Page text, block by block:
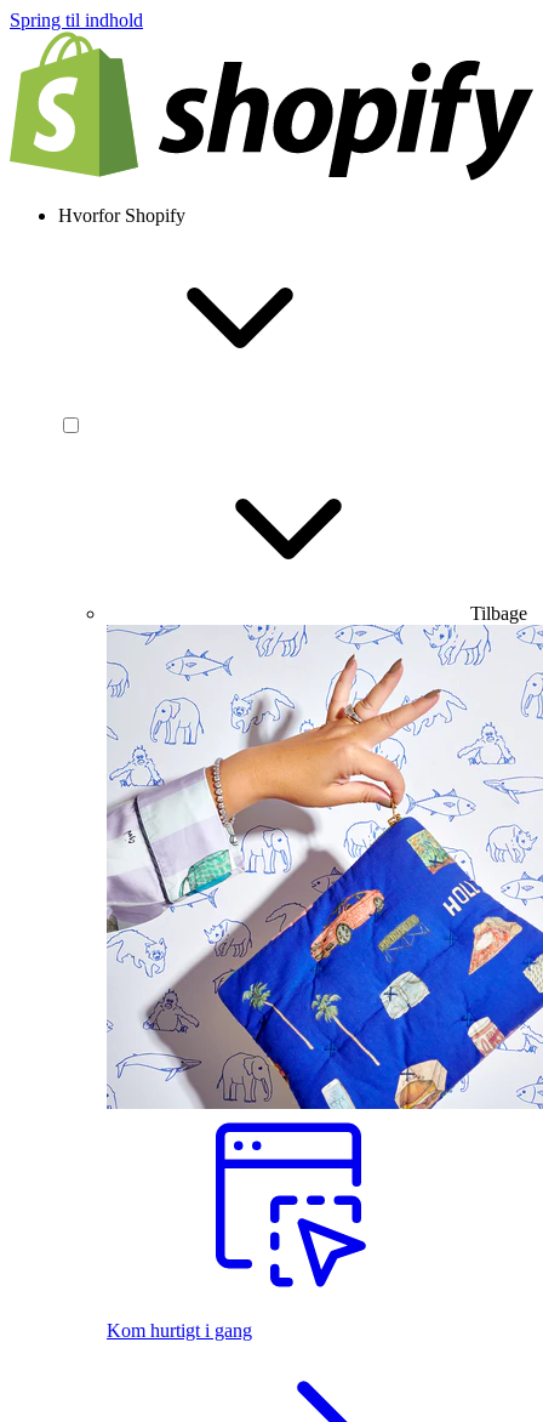
Spring til indhold
Hvorfor Shopify
Tilbage
Kom hurtigt i gang